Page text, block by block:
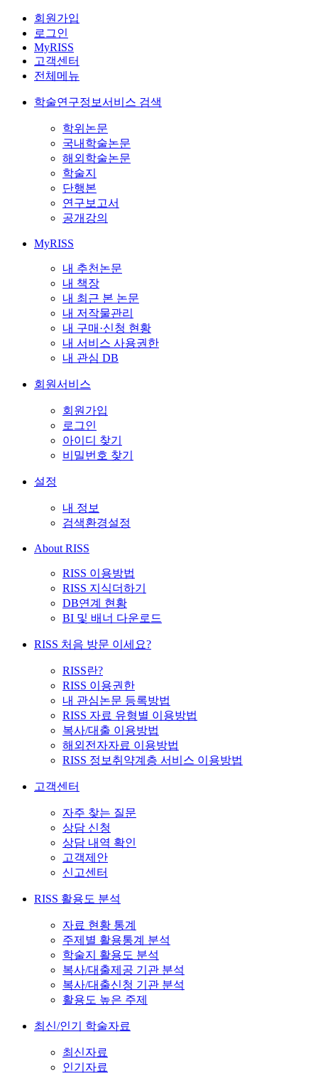
회원가입
로그인
MyRISS
고객센터
전체메뉴
학술연구정보서비스 검색
학위논문
국내학술논문
해외학술논문
학술지
단행본
연구보고서
공개강의
MyRISS
내 추천논문
내 책장
내 최근 본 논문
내 저작물관리
내 구매·신청 현황
내 서비스 사용권한
내 관심 DB
회원서비스
회원가입
로그인
아이디 찾기
비밀번호 찾기
설정
내 정보
검색환경설정
About RISS
RISS 이용방법
RISS 지식더하기
DB연계 현황
BI 및 배너 다운로드
RISS 처음 방문 이세요?
RISS란?
RISS 이용권한
내 관심논문 등록방법
RISS 자료 유형별 이용방법
복사/대출 이용방법
해외전자자료 이용방법
RISS 정보취약계층 서비스 이용방법
고객센터
자주 찾는 질문
상담 신청
상담 내역 확인
고객제안
신고센터
RISS 활용도 분석
자료 현황 통계
주제별 활용통계 분석
학술지 활용도 분석
복사/대출제공 기관 분석
복사/대출신청 기관 분석
활용도 높은 주제
최신/인기 학술자료
최신자료
인기자료